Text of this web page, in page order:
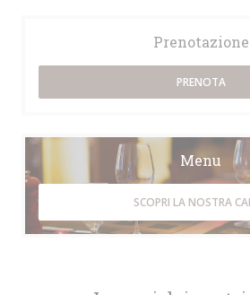
Prenotazione
PRENOTA
Menu
SCOPRI LA NOSTRA